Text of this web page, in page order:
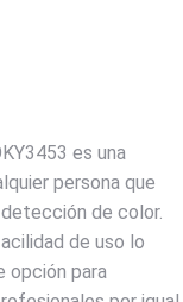
es una
persona que
de color.
de uso lo
opción para